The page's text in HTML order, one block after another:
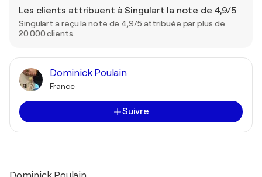
Les clients attribuent à Singulart la note de 4,9/5
Singulart a reçu la note de 4,9/5 attribuée par plus de
20 000 clients.
Dominick Poulain
France
Suivre